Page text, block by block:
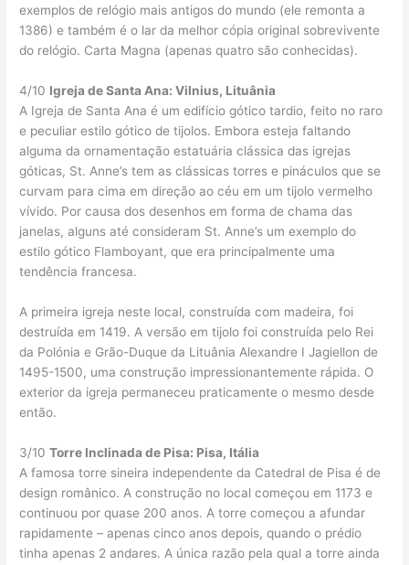
exemplos de relógio mais antigos do mundo (ele remonta a
1386) e também é o lar da melhor cópia original sobrevivente
do relógio. Carta Magna (apenas quatro são conhecidas).
4/10 Igreja de Santa Ana: Vilnius, Lituânia
A Igreja de Santa Ana é um edifício gótico tardio, feito no raro
e peculiar estilo gótico de tijolos. Embora esteja faltando
alguma da ornamentação estatuária clássica das igrejas
góticas, St. Anne’s tem as clássicas torres e pináculos que se
curvam para cima em direção ao céu em um tijolo vermelho
vívido. Por causa dos desenhos em forma de chama das
janelas, alguns até consideram St. Anne’s um exemplo do
estilo gótico Flamboyant, que era principalmente uma
tendência francesa.
A primeira igreja neste local, construída com madeira, foi
destruída em 1419. A versão em tijolo foi construída pelo Rei
da Polónia e Grão-Duque da Lituânia Alexandre I Jagiellon de
1495-1500, uma construção impressionantemente rápida. O
exterior da igreja permaneceu praticamente o mesmo desde
então.
3/10Torre Inclinada de Pisa: Pisa, Itália
A famosa torre sineira independente da Catedral de Pisa é de
design românico. A construção no local começou em 1173 e
continuou por quase 200 anos. A torre começou a afundar
rapidamente – apenas cinco anos depois, quando o prédio
tinha apenas 2 andares. A única razão pela qual a torre ainda